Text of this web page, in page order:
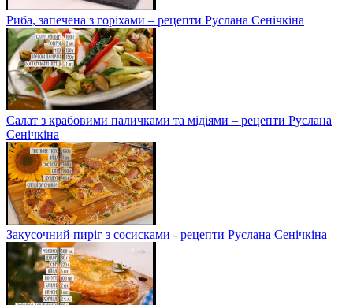
Риба, запечена з горіхами – рецепти Руслана Сенічкіна
Салат з крабовими паличками та мідіями – рецепти Руслана
Сенічкіна
Закусочний пиріг з сосисками - рецепти Руслана Сенічкіна